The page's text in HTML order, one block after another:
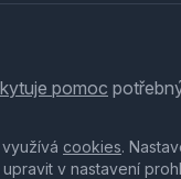
pomoc
cookies.
v nastavení